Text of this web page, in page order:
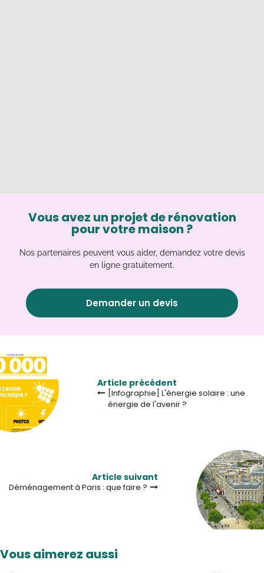
Vous avez un projet de rénovation
pour votre maison ?
Nos partenaires peuvent vous aider, demandez votre devis
en ligne gratuitement.
Demander un devis
Article précédent
[Infographie] L'énergie solaire : une
énergie de l'avenir ?
Article suivant
Déménagement à Paris : que faire ?
Vous aimerez aussi